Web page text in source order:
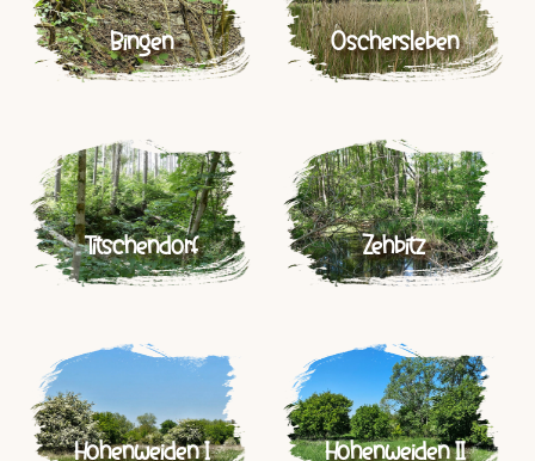
Bingen Oschersleben
Titschendorf Zehbitz
Hohenweiden I Hohenweiden II